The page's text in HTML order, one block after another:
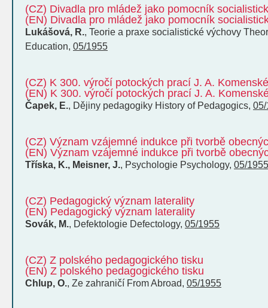
(CZ) Divadla pro mládež jako pomocník
(EN) Divadla pro mládež jako pomocník
Lukášová, R., Teorie a praxe socialistické výchovy
Education, 05/1955
(CZ) K 300. výročí potockých prací J. A.
(EN) K 300. výročí potockých prací J. A.
Čapek, E., Dějiny pedagogiky History of Pedagogics,
(CZ) Význam vzájemné indukce při tvorbě
(EN) Význam vzájemné indukce při tvorbě
Tříska, K., Meisner, J., Psychologie Psychology, 05/1955
(CZ) Pedagogický význam laterality
(EN) Pedagogický význam laterality
Sovák, M., Defektologie Defectology, 05/1955
(CZ) Z polského pedagogického tisku
(EN) Z polského pedagogického tisku
Chlup, O., Ze zahraničí From Abroad, 05/1955